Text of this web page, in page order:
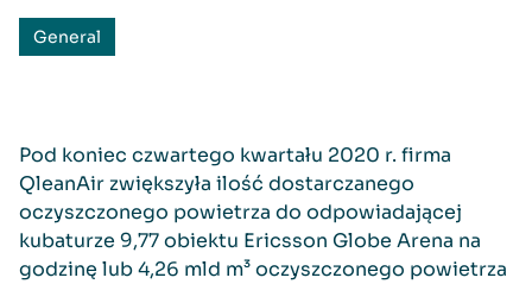
General
Pod koniec czwartego kwartału 2020 r. firma
QleanAir zwiększyła ilość dostarczanego
oczyszczonego powietrza do odpowiadającej
kubaturze 9,77 obiektu Ericsson Globe Arena na
godzinę lub 4,26 mld m³ oczyszczonego powietrza